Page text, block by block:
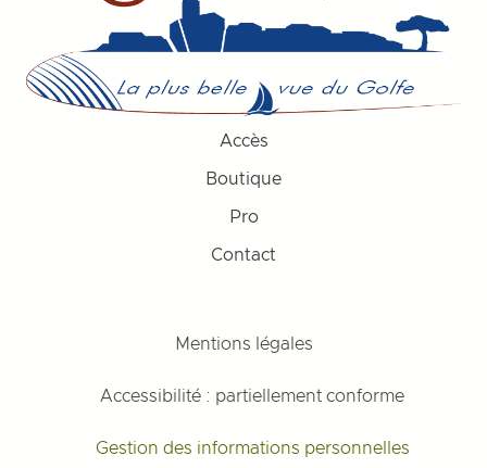
Accès
Boutique
Pro
Contact
Mentions légales
Accessibilité : partiellement conforme
Gestion des informations personnelles